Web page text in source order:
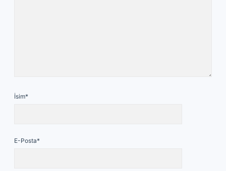
İsim*
E-Posta*